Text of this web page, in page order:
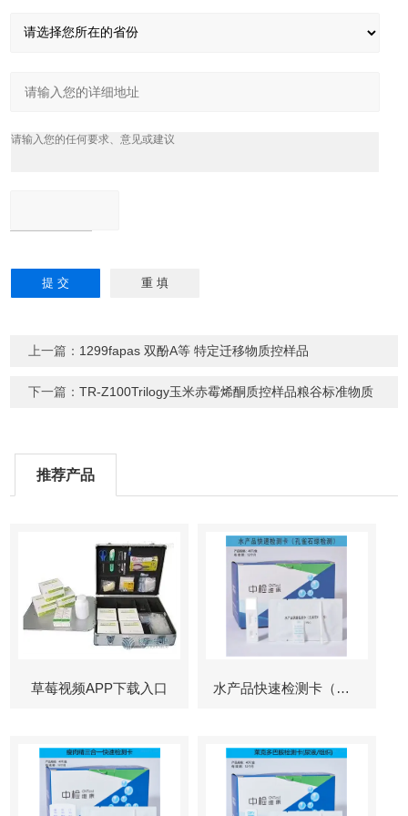
上一篇： 1299fapas 双酚A等 特定迁移物质控样品
下一篇：TR-Z100Trilogy玉米赤霉烯酮质控样品粮谷标准物质
推荐产品
草莓视频APP下载入口 水产品快速检测卡（孔雀石绿检测）